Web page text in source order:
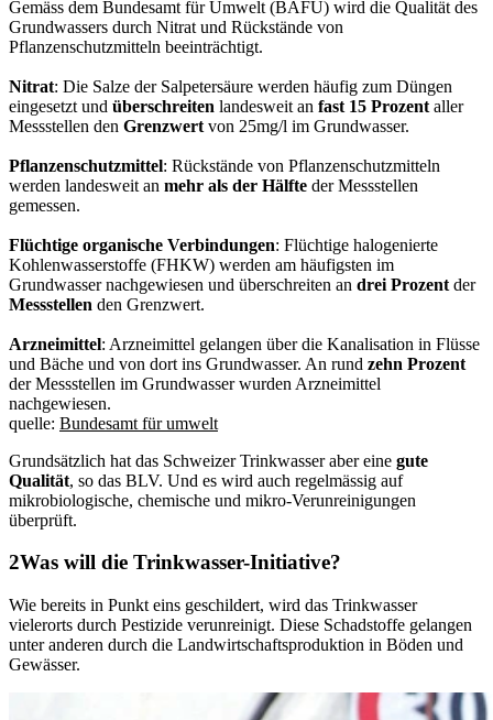
Gemäss dem Bundesamt für Umwelt (BAFU) wird die Qualität des
Grundwassers durch Nitrat und Rückstände von
Pflanzenschutzmitteln beeinträchtigt.
Nitrat: Die Salze der Salpetersäure werden häufig zum Düngen
eingesetzt und überschreiten landesweit an fast 15 Prozent aller
Messstellen den Grenzwert von 25mg/l im Grundwasser.
Pflanzenschutzmittel: Rückstände von Pflanzenschutzmitteln
werden landesweit an mehr als der Hälfte der Messstellen
gemessen.
Flüchtige organische Verbindungen: Flüchtige halogenierte
Kohlenwasserstoffe (FHKW) werden am häufigsten im
Grundwasser nachgewiesen und überschreiten an drei Prozent der
Messstellen den Grenzwert.
Arzneimittel: Arzneimittel gelangen über die Kanalisation in Flüsse
und Bäche und von dort ins Grundwasser. An rund zehn Prozent
der Messstellen im Grundwasser wurden Arzneimittel
nachgewiesen.
quelle: Bundesamt für umwelt
Grundsätzlich hat das Schweizer Trinkwasser aber eine gute
Qualität, so das BLV. Und es wird auch regelmässig auf
mikrobiologische, chemische und mikro-Verunreinigungen
überprüft.
Was will die Trinkwasser-Initiative?
Wie bereits in Punkt eins geschildert, wird das Trinkwasser
vielerorts durch Pestizide verunreinigt. Diese Schadstoffe gelangen
unter anderen durch die Landwirtschaftsproduktion in Böden und
Gewässer.